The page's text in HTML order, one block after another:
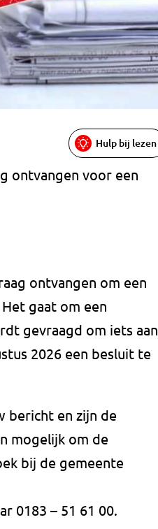
Hulp bij lezen
ontvangen voor een
ontvangen om een
gaat om een
gevraagd om iets aan
2026 een besluit te
bericht en zijn de
mogelijk om de
bij de gemeente
0183 – 51 61 00.